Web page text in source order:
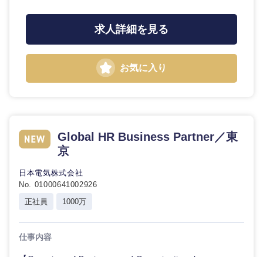
福井県
山梨県 長野県
求人詳細を見る
お気に入り
Global HR Business Partner／東
京
日本電気株式会社
No. 01000641002926
正社員
1000万
仕事内容